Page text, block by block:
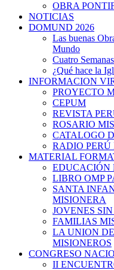
OBRA
NOTICIAS
DOMUND 2026
Las buenas
Mundo
Cuatro
¿Qué hace la
INFORMACION
PROYECTO
CEPUM
REVISTA
ROSARIO
CATALOGO
RADIO PERÚ
MATERIAL
EDUCACIÓN
LIBRO OMP
SANTA
MISIONERA
JOVENES
FAMILIAS
LA UNION
MISIONEROS
CONGRESO
II